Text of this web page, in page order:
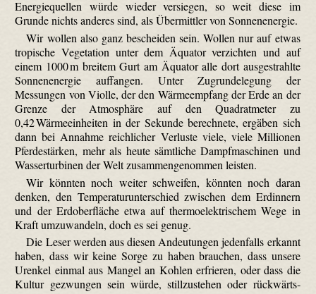
Energiequellen würde wieder versiegen, so weit diese im
Grunde nichts anderes sind, als Übermittler von Sonnenenergie.
Wir wollen also ganz bescheiden sein. Wollen nur auf etwas
tropische Vegetation unter dem Äquator verzichten und auf
einem 1000 m breitem Gurt am Äquator alle dort ausgestrahlte
Sonnenenergie auffangen. Unter Zugrundelegung der
Messungen von Violle, der den Wärmeempfang der Erde an der
Grenze der Atmosphäre auf den Quadratmeter zu
0,42 Wärmeeinheiten in der Sekunde berechnete, ergäben sich
dann bei Annahme reichlicher Verluste viele, viele Millionen
Pferdestärken, mehr als heute sämtliche Dampfmaschinen und
Wasserturbinen der Welt zusammengenommen leisten.
Wir könnten noch weiter schweifen, könnten noch daran
denken, den Temperaturunterschied zwischen dem Erdinnern
und der Erdoberfläche etwa auf thermoelektrischem Wege in
Kraft umzuwandeln, doch es sei genug.
Die Leser werden aus diesen Andeutungen jedenfalls erkannt
haben, dass wir keine Sorge zu haben brauchen, dass unsere
Urenkel einmal aus Mangel an Kohlen erfrieren, oder dass die
Kultur gezwungen sein würde, stillzustehen oder rück­wärts­